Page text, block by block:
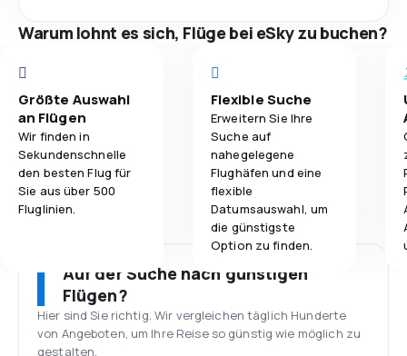
Warum lohnt es sich, Flüge bei eSky zu buchen?
Größte Auswahl
an Flügen
Wir finden in
Sekundenschnelle
den besten Flug für
Sie aus über 500
Fluglinien.
Flexible Suche
Erweitern Sie Ihre
Suche auf
nahegelegene
Flughäfen und eine
flexible
Datumsauswahl, um
die günstigste
Option zu finden.
Auf der Suche nach günstigen
Flügen?
Hier sind Sie richtig. Wir vergleichen täglich Hunderte
von Angeboten, um Ihre Reise so günstig wie möglich zu
gestalten.